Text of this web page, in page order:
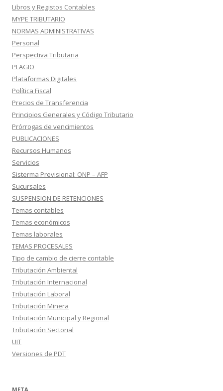
Libros y Registos Contables
MYPE TRIBUTARIO
NORMAS ADMINISTRATIVAS
Personal
Perspectiva Tributaria
PLAGIO
Plataformas Digitales
Política Fiscal
Precios de Transferencia
Principios Generales y Código Tributario
Prórrogas de vencimientos
PUBLICACIONES
Recursos Humanos
Servicios
Sisterma Previsional: ONP – AFP
Sucursales
SUSPENSION DE RETENCIONES
Temas contables
Temas económicos
Temas laborales
TEMAS PROCESALES
Tipo de cambio de cierre contable
Tributación Ambiental
Tributación Internacional
Tributación Laboral
Tributación Minera
Tributación Municipal y Regional
Tributación Sectorial
UIT
Versiones de PDT
META